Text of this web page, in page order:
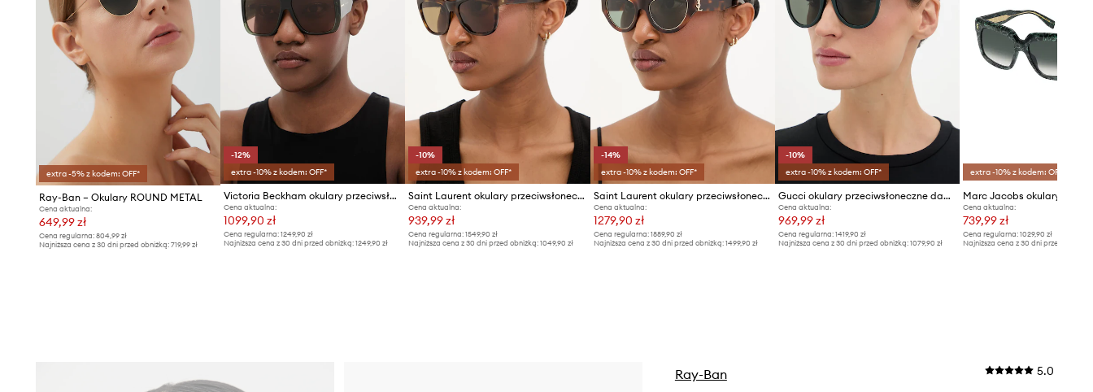
extra -5% z kodem: OFF*
Ray-Ban – Okulary ROUND METAL
Cena aktualna:
649,99 zł
Cena regularna: 804,99 zł
Najniższa cena z 30 dni przed obniżką: 719,99 zł
-12%
extra -10% z kodem: OFF*
Victoria Beckham okulary przeciwsłoneczne damskie
Cena aktualna:
1099,90 zł
Cena regularna:1249,90 zł
Najniższa cena z 30 dni przed obniżką:1249,90 zł
-10%
extra -10% z kodem: OFF*
Saint Laurent okulary przeciwsłoneczne
Cena aktualna:
939,99 zł
Cena regularna: 1549,90 zł
Najniższa cena z 30 dni przed obniżką: 1049,90 zł
-14%
extra -10% z kodem: OFF*
Saint Laurent okulary przeciwsłoneczne
Cena aktualna:
1279,90 zł
Cena regularna: 1889,90 zł
Najniższa cena z 30 dni przed obniżką: 1499,90 zł
-10%
extra -10% z kodem: OFF*
Gucci okulary przeciwsłoneczne damskie
Cena aktualna:
969,99 zł
Cena regularna:1419,90 zł
Najniższa cena z 30 dni przed obniżką:1079,90 zł
extra -10% z kodem: OFF*
Cena aktualna:
739,99 zł
Cena regularna: 1029,90 zł
Najniższa cena z 30 dni przed obniżką:
Ray-Ban 5.0